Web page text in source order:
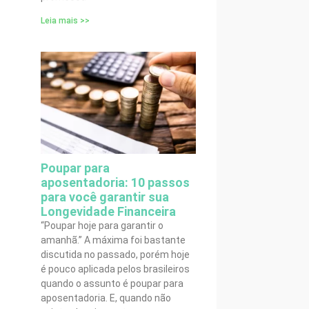
Leia mais >>
Poupar para
aposentadoria: 10 passos
para você garantir sua
Longevidade Financeira
“Poupar hoje para garantir o
amanhã.” A máxima foi bastante
discutida no passado, porém hoje
é pouco aplicada pelos brasileiros
quando o assunto é poupar para
aposentadoria. E, quando não